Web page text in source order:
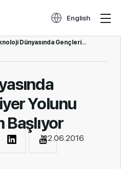
English
Dünyasında Gençlerin Kar...
Yolunu
22.06.2016